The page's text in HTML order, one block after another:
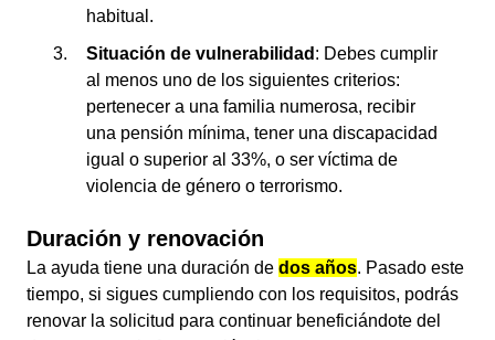
habitual.
Situación de vulnerabilidad : Debes cumplir
al menos uno de los siguientes criterios:
pertenecer a una familia numerosa, recibir
una pensión mínima, tener una discapacidad
igual o superior al 33%, o ser víctima de
violencia de género o terrorismo.
Duración y renovación
La ayuda tiene una duración de dos años. Pasado este
tiempo, si sigues cumpliendo con los requisitos, podrás
renovar la solicitud para continuar beneficiándote del